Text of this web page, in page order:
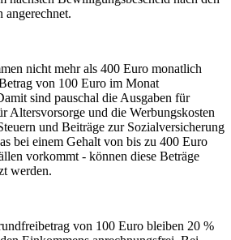
angerechnet.
nicht mehr als 400 Euro monatlich
von 100 Euro im Monat
sind pauschal die Ausgaben für
Altersvorsorge und die Werbungskosten
und Beiträge zur Sozialversicherung
bei einem Gehalt von bis zu 400 Euro
vorkommt - können diese Beträge
werden.
von 100 Euro bleiben 20 %